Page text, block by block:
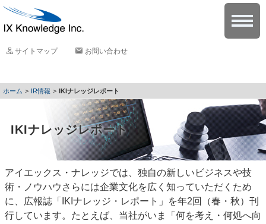
サイトマップ お問い合わせ
IR情報 IKIナレッジレポート
IKIナレッジレポート
アイエックス・ナレッジでは、独自の新しいビジネスや技
術・ノウハウさらには企業文化を広く知っていただくため
に、広報誌「IKIナレッジ・レポート」を年2回（春・秋）刊
行しています。たとえば、当社がいま「何を考え・何処へ向